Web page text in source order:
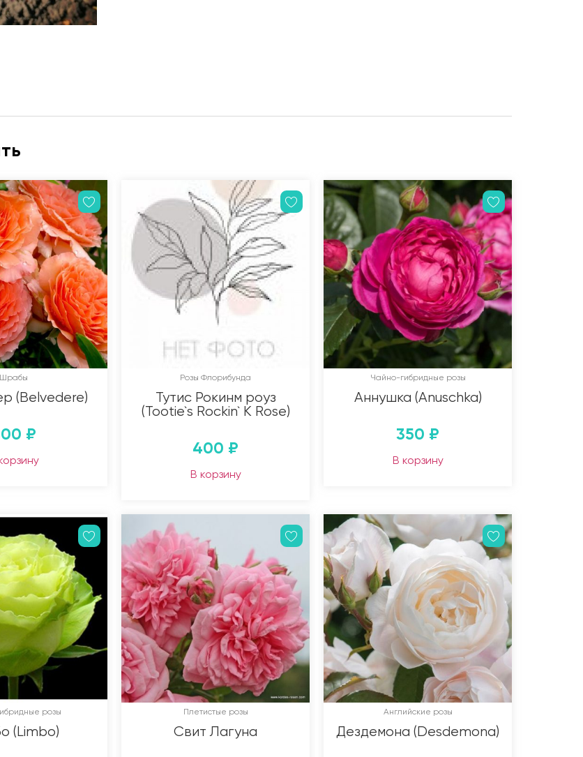
Шрабы
(Belvedere)
₽
Розы Флорибунда
Тутис Рокинм роуз
(Tootie`s Rockin` K Rose)
400 ₽
В корзину
Чайно-гибридные розы
Аннушка (Anuschka)
350 ₽
В корзину
розы
(Limbo)
Плетистые розы
Свит Лагуна
Английские розы
Дездемона (Desdemona)